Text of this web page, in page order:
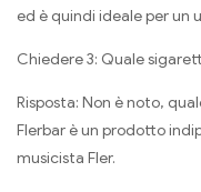
ed è quindi ideale per un
Chiedere 3: Quale
Risposta: Non è noto,
Flerbar è un prodotto
musicista Fler.